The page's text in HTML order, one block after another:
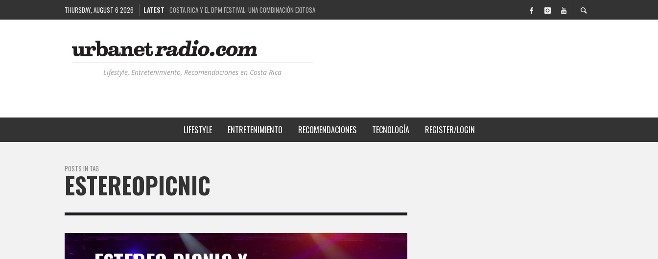
THURSDAY, AUGUST 6 2026 LATEST COSTA RICA Y EL BPM FESTIVAL: UNA COMBINACIÓN EXITOSA
RUTAS NATURBANAS: EL PROYECTO QUE ESTÁ TRANSFORMANDO LA CALIDAD DE VIDA DEL TRANSEÚNTE TICO CON MOVILIDAD Y PAISAJISMO
RECORDANDO LA EXPERIENCIA BPM: UN REVIEW DE LA PRIMERA EDICIÓN QUE TRAJO EL TALENTO DE MÁS DE 100 DJS A COSTA RICA
Lifestyle, Entretenimiento, Recomendaciones en Costa Rica
LIFESTYLE ENTRETENIMIENTO RECOMENDACIONES TECNOLOGÍA REGISTER/LOGIN
POSTS IN TAG
ESTEREOPICNIC